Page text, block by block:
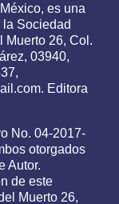
es una
Sociedad
Muerto 26, Col.
03940,
Editora
No. 04-2017-
otorgados
Autor.
de este
Muerto 26,